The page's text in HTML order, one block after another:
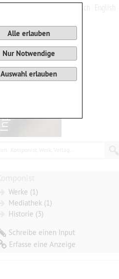
Werke (1)
Mediathek (1)
Historie (3)
Schreibe einen Input
Erfasse eine Anzeige
Alle erlauben
Nur Notwendige
Auswahl erlauben